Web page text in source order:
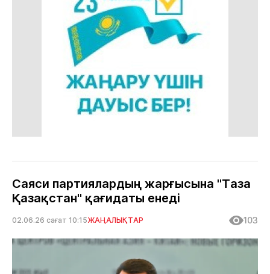
Саяси партиялардың жарғысына "Таза
Қазақстан" қағидаты енеді
02.06.26 сағат 10:15ЖАҢАЛЫҚТАР 103